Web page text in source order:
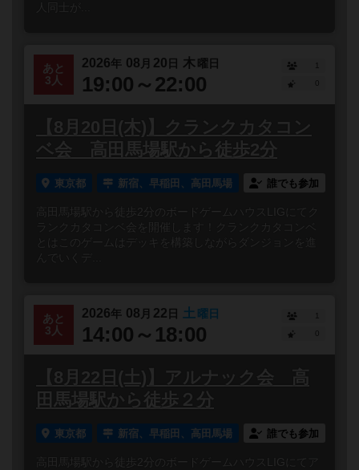
人同士が...
あと
3人
2026年 08 月 20 日 木曜日
19:00～22:00
1
【8月20日(木)】クランクカタコン
ベ会 高田馬場駅から徒歩2分
東京都 新宿、早稲田、高田馬場 誰でも参加
高田馬場駅から徒歩2分のボードゲームハウスLIGにてク
ランクカタコンベ会を開催します！クランクカタコンベ
とはこのゲームはデッキを構築しながらダンジョンを進
あと
3人
2026年 08 月 22 日 土 曜日
14:00～18:00
1
【8月22日(土)】アルナック会 高
田馬場駅から徒歩２分
東京都 新宿、早稲田、高田馬場 誰でも参加
高田馬場駅から徒歩2分のボードゲームハウスLIGにてア